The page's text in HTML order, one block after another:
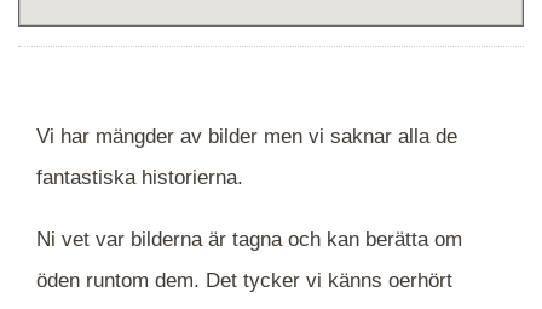
Vi har mängder av bilder men vi saknar alla de
fantastiska historierna.
Ni vet var bilderna är tagna och kan berätta om
öden runtom dem. Det tycker vi känns oerhört